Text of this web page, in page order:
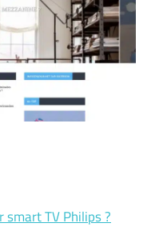
smart TV Philips ?